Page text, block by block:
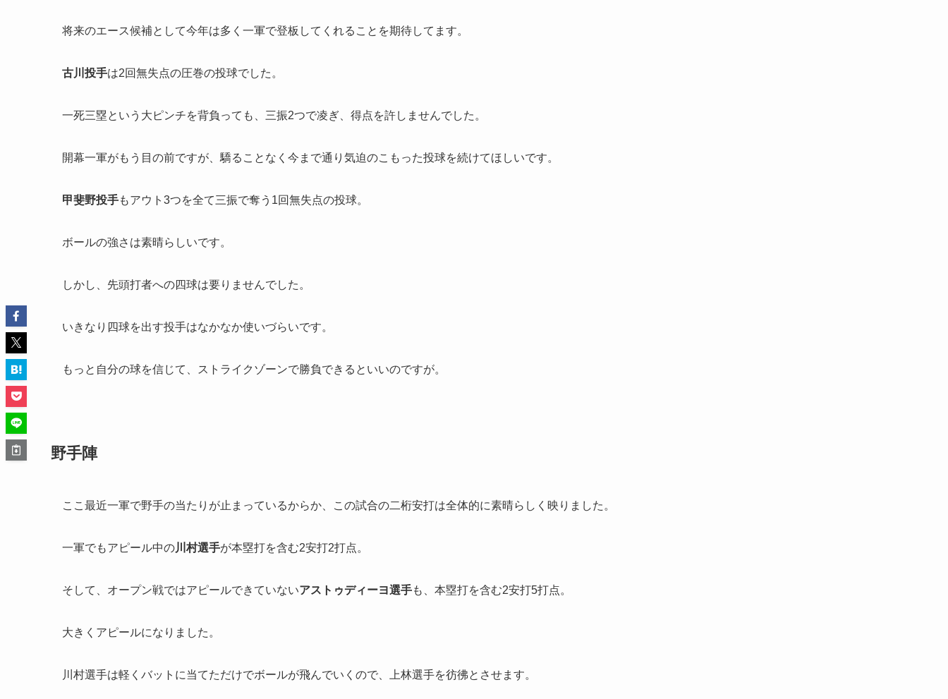
将来のエース候補として今年は多く一軍で登板してくれることを期待してます。
古川投手は2回無失点の圧巻の投球でした。
一死三塁という大ピンチを背負っても、三振2つで凌ぎ、得点を許しませんでした。
開幕一軍がもう目の前ですが、驕ることなく今まで通り気迫のこもった投球を続けてほしいです。
甲斐野投手もアウト3つを全て三振で奪う1回無失点の投球。
ボールの強さは素晴らしいです。
しかし、先頭打者への四球は要りませんでした。
いきなり四球を出す投手はなかなか使いづらいです。
もっと自分の球を信じて、ストライクゾーンで勝負できるといいのですが。
野手陣
ここ最近一軍で野手の当たりが止まっているからか、この試合の二桁安打は全体的に素晴らしく映りました。
一軍でもアピール中の川村選手が本塁打を含む2安打2打点。
そして、オープン戦ではアピールできていないアストゥディーヨ選手も、本塁打を含む2安打5打点。
大きくアピールになりました。
川村選手は軽くバットに当てただけでボールが飛んでいくので、上林選手を彷彿とさせます。